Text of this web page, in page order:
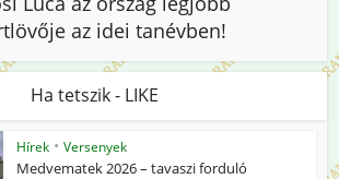
az idei tanévben!
Ha tetszik - LIKE
Hírek • Versenyek
Medvematek 2026 – tavaszi forduló